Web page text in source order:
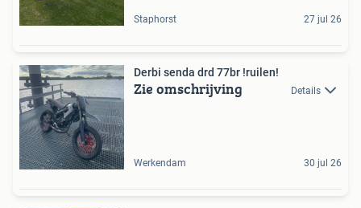
Staphorst 27 jul 26
Derbi senda drd 77br !ruilen!
Zie omschrijving Details
Werkendam 30 jul 26